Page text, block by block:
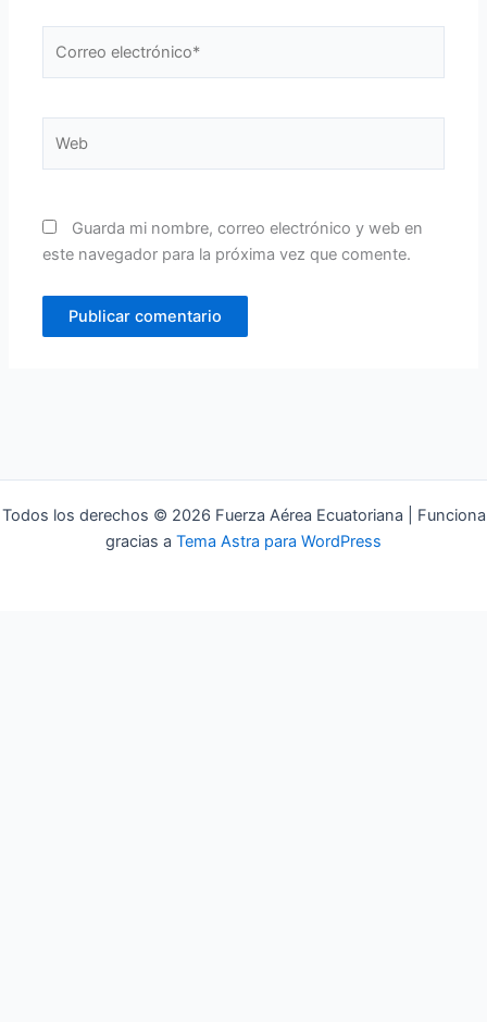
Guarda mi nombre, correo electrónico y web en
este navegador para la próxima vez que comente.
Todos los derechos © 2026 Fuerza Aérea Ecuatoriana | Funciona
gracias a Tema Astra para WordPress